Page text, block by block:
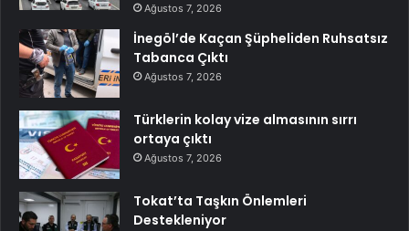
Ağustos 7, 2026
İnegöl’de Kaçan Şüpheliden Ruhsatsız
Tabanca Çıktı
Ağustos 7, 2026
Türklerin kolay vize almasının sırrı
ortaya çıktı
Ağustos 7, 2026
Tokat’ta Taşkın Önlemleri
Destekleniyor